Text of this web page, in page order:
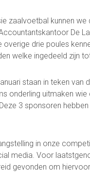
Voetbal.nl
zaalvoetbal kunnen
De
overige drie poules
welke ingedeeld zijn
staan in teken
onderling uitmaken
3 sponsoren
in onze
media. Voor
gevonden om